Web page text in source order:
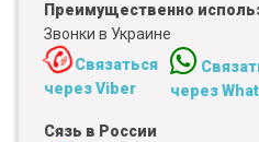
Преимущественно
Звонки в Украине
Связаться
через Viber
через
Сязь в России